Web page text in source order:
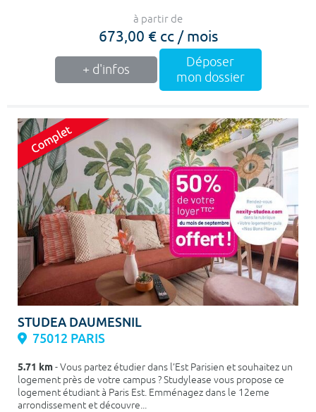
à partir de
673,00 € cc / mois
+ d'infos
Déposer
mon dossier
STUDEA DAUMESNIL
75012 PARIS
5.71 km- Vous partez étudier dans l’Est Parisien et souhaitez un
logement près de votre campus ? Studylease vous propose ce
logement étudiant à Paris Est. Emménagez dans le 12eme
arrondissement et découvre...